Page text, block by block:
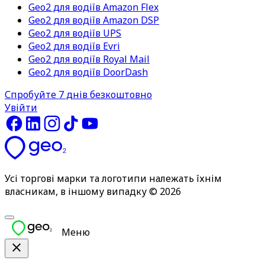
Geo2 для водіїв Amazon Flex
Geo2 для водіїв Amazon DSP
Geo2 для водіїв UPS
Geo2 для водіїв Evri
Geo2 для водіїв Royal Mail
Geo2 для водіїв DoorDash
Спробуйте 7 днів безкоштовно
Увійти
Усі торгові марки та логотипи належать їхнім
власникам, в іншому випадку © 2026
Меню